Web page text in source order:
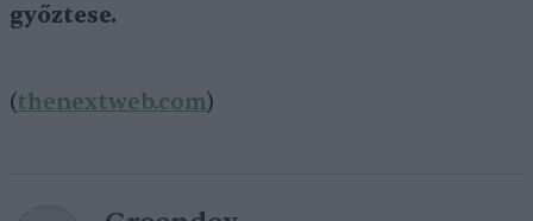
győztese.
(thenextweb.com)